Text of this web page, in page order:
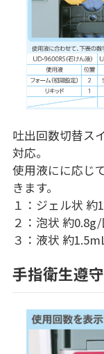
吐出回数切替ス
対応。
使用液にに応じ
きます。
１：ジェル状 約
２：泡状 約
３：液状 約
手指衛生遵